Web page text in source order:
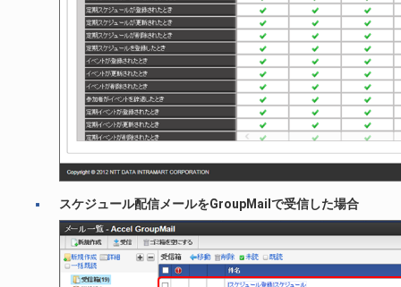
スケジュール配信メールをGroupMailで受信した場合